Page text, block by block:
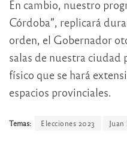
En cambio, nuestro
Córdoba”, replicará
orden, el Gobernador
salas de nuestra ciudad
físico que se hará
espacios provinciales.
Temas: Elecciones 2023